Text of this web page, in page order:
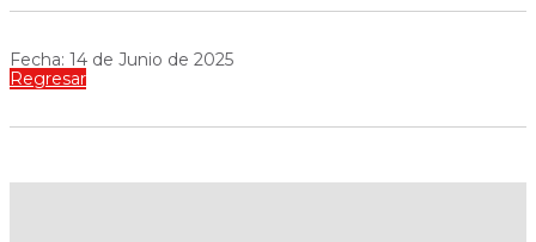
Fecha: 14 de Junio de 2025
Regresar